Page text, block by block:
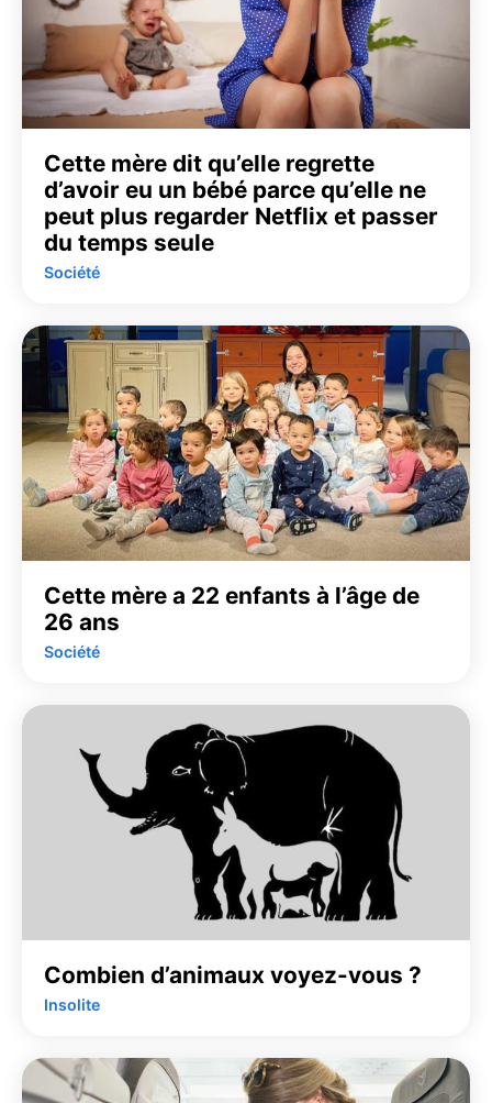
Cette mère dit qu’elle regrette
d’avoir eu un bébé parce qu’elle ne
peut plus regarder Netflix et passer
du temps seule
Société
Cette mère a 22 enfants à l’âge de
26 ans
Société
Combien d’animaux voyez-vous ?
Insolite